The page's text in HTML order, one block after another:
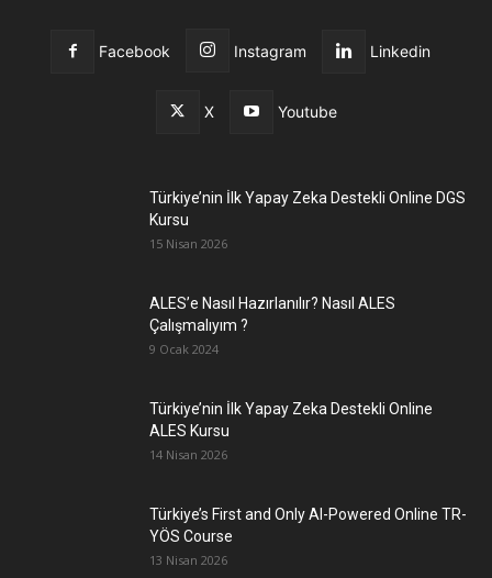
Facebook Instagram Linkedin
X Youtube
Türkiye’nin İlk Yapay Zeka Destekli Online DGS
Kursu
15 Nisan 2026
ALES’e Nasıl Hazırlanılır? Nasıl ALES
Çalışmalıyım ?
9 Ocak 2024
Türkiye’nin İlk Yapay Zeka Destekli Online
ALES Kursu
14 Nisan 2026
Türkiye’s First and Only AI-Powered Online TR-
YÖS Course
13 Nisan 2026